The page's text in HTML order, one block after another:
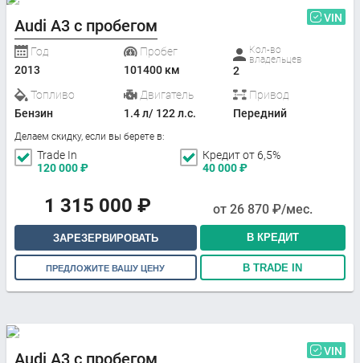
Audi A3 с пробегом VIN
Год
2013
Пробег
101400 км
Кол-во
владельцев
2
Топливо
Бензин
Двигатель
1.4 л/ 122 л.с.
Привод
Передний
Делаем скидку, если вы берете в:
Trade In
120 000₽
Кредит от 6,5%
40 000₽
1 315 000 ₽ от 26 870 ₽/мес.
ЗАРЕЗЕРВИРОВАТЬ В КРЕДИТ
ПРЕДЛОЖИТЕ ВАШУ ЦЕНУ В TRADE IN
Audi A3 с пробегом VIN